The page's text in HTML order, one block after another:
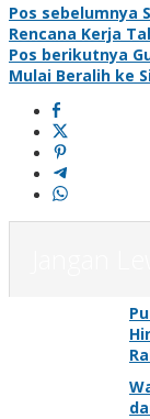
Pos sebelumnya
Rencana Kerja
Pos berikutnya
Mulai Beralih ke